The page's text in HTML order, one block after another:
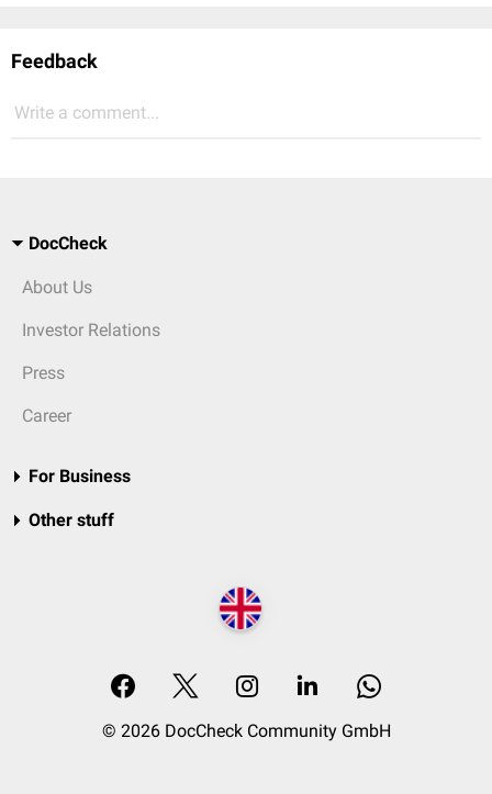
Feedback
Write a comment...
DocCheck
About Us
Investor Relations
Press
Career
For Business
Other stuff
© 2026 DocCheck Community GmbH